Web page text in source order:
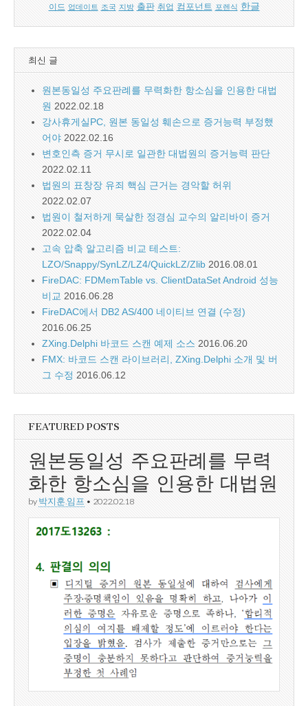
이드 업데이트 조국 지방 출판 취업 컴포넌트 포렌식 한글
최신 글
원본동일성 주요판례를 무력화한 항소심을 인용한 대법
원 2022.02.18
강사휴게실PC, 원본 동일성 훼손으로 증거능력 부정했
어야 2022.02.16
변호인측 증거 무시로 일관한 대법원의 증거능력 판단
2022.02.11
법원의 표창장 유죄 핵심 근거는 경악할 허위
2022.02.07
법원이 철저하게 묵살한 정경심 교수의 알리바이 증거
2022.02.04
고속 압축 알고리즘 비교 테스트:
LZO/Snappy/SynLZ/LZ4/QuickLZ/Zlib 2016.08.01
FireDAC: FDMemTable vs. ClientDataSet Android 성능
비교 2016.06.28
FireDAC에서 DB2 AS/400 네이티브 연결 (수정)
2016.06.25
ZXing.Delphi 바코드 스캔 예제 소스 2016.06.20
FMX: 바코드 스캔 라이브러리, ZXing.Delphi 소개 및 버
그 수정 2016.06.12
FEATURED POSTS
원본동일성 주요판례를 무력
화한 항소심을 인용한 대법원
by 박지훈.임프 • 2022.02.18